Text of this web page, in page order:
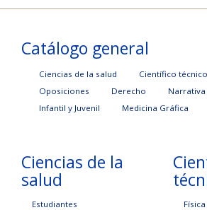
Catálogo general
Ciencias de la salud
Científico técnico
Oposiciones
Derecho
Narrativa
Infantil y Juvenil
Medicina Gráfica
Ciencias de la
salud
Estudiantes
Física